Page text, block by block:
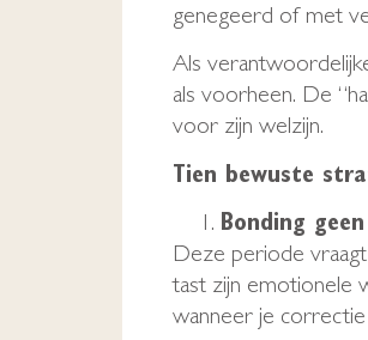
genegeerd of met
Als
als voorheen. De
voor zijn welzijn.
Tien bewuste
Bonding
Deze periode
tast zijn emotionele
wanneer je